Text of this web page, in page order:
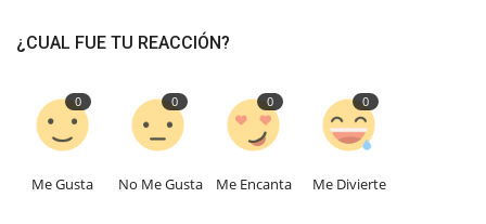
¿CUAL FUE TU REACCIÓN?
0
Me Gusta
0
No Me Gusta
0
Me Encanta
0
Me Divierte